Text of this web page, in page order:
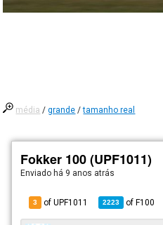
média /grande /tamanho real
Fokker 100 (UPF1011)
Enviado há 9 anos atrás
3 of UPF1011 2223 ofF100